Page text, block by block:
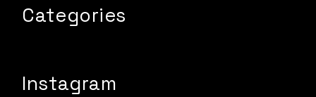
Categories
Instagram